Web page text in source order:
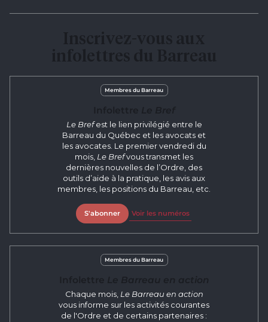
Membres du Barreau
Le Brefest le lien privilégié entre le
Barreau du Québec et les avocats et
les avocates. Le premier vendredi du
mois, Le Brefvous transmet les
dernières nouvelles de l’Ordre, des
outils d’aide à la pratique, les avis aux
membres, les positions du Barreau, etc.
S'abonner Voir les numéros
Membres du Barreau
Chaque mois, Le Barreau en action
vous informe sur les activités courantes
de l'Ordre et de certains partenaires :